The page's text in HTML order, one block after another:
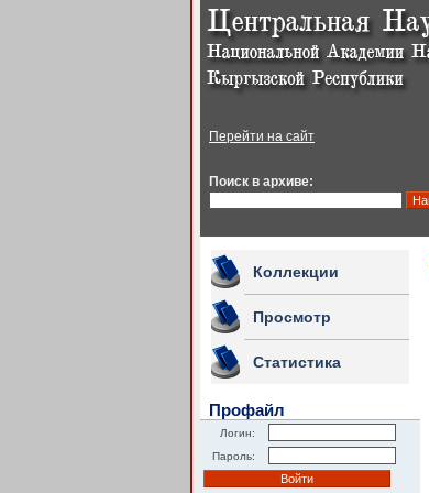
Перейти на сайт
Поиск в архиве:
Коллекции
Просмотр
Статистика
Профайл
Логин:
Пароль: